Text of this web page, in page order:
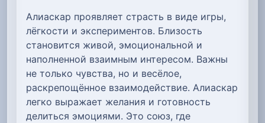
Алиаскар проявляет страсть в виде игры,
лёгкости и экспериментов. Близость
становится живой, эмоциональной и
наполненной взаимным интересом. Важны
не только чувства, но и весёлое,
раскрепощённое взаимодействие. Алиаскар
легко выражает желания и готовность
делиться эмоциями. Это союз, где